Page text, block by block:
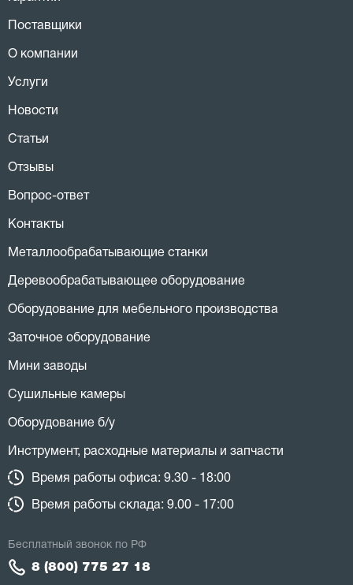
Поставщики
О компании
Услуги
Новости
Статьи
Отзывы
Вопрос-ответ
Контакты
Металлообрабатывающие станки
Деревообрабатывающее оборудование
Оборудование для мебельного производства
Заточное оборудование
Мини заводы
Сушильные камеры
Оборудование б/у
Инструмент, расходные материалы и запчасти
Время работы офиса: 9.30 - 18:00
Время работы склада: 9.00 - 17:00
Бесплатный звонок по РФ
8 (800) 775 27 18